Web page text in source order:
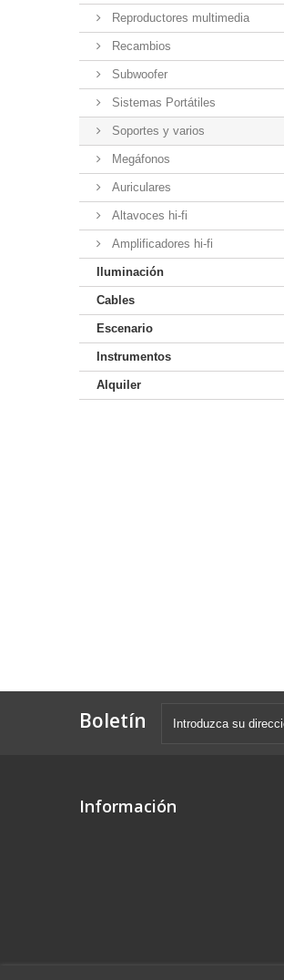
Reproductores multimedia
Recambios
Subwoofer
Sistemas Portátiles
Soportes y varios
Megáfonos
Auriculares
Altavoces hi-fi
Amplificadores hi-fi
Iluminación
Cables
Escenario
Instrumentos
Alquiler
Boletín
Información